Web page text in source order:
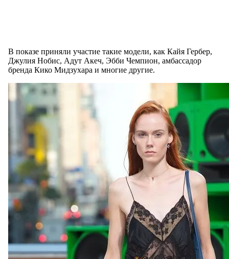
В показе приняли участие такие модели, как Кайя Гербер,
Джулия Нобис, Адут Акеч, Эбби Чемпион, амбассадор
бренда Кико Мидзухара и многие другие.